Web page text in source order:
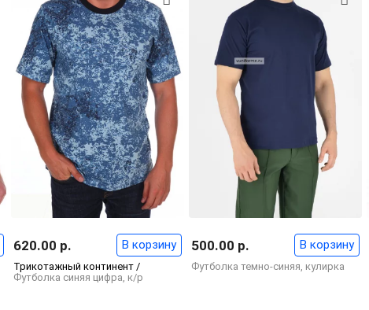
Трикотажный континент /
Футболка синяя цифра, к/р
620.00 р. В корзину
Футболка темно-синяя, кулирка
500.00 р. В корзину